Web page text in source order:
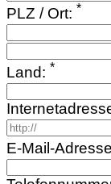
PLZ / Ort: *
Land: *
E-Mail-